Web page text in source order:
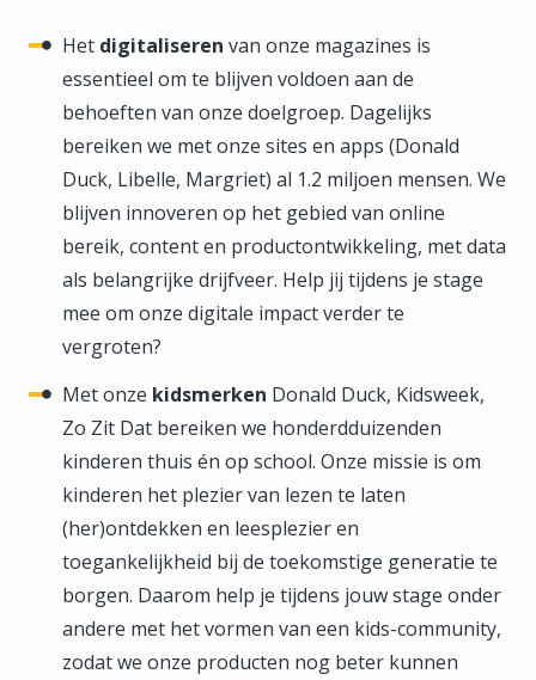
Het digitaliseren van onze magazines is
essentieel om te blijven voldoen aan de
behoeften van onze doelgroep. Dagelijks
bereiken we met onze sites en apps (Donald
Duck, Libelle, Margriet) al 1.2 miljoen mensen. We
blijven innoveren op het gebied van online
bereik, content en productontwikkeling, met data
als belangrijke drijfveer. Help jij tijdens je stage
mee om onze digitale impact verder te
vergroten?
Met onze kidsmerken Donald Duck, Kidsweek,
Zo Zit Dat bereiken we honderdduizenden
kinderen thuis én op school. Onze missie is om
kinderen het plezier van lezen te laten
(her)ontdekken en leesplezier en
toegankelijkheid bij de toekomstige generatie te
borgen. Daarom help je tijdens jouw stage onder
andere met het vormen van een kids-community,
zodat we onze producten nog beter kunnen